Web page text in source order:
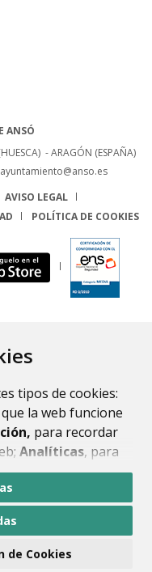
tipos de cookies:
la web funcione
para recordar
Analíticas, para
y sus servicios.
todas”
Si pulsa el botón
cookies técnicas
de Cookies
ANSÓ
- ARAGÓN (ESPAÑA)
ayuntamiento@anso.es
AVISO LEGAL
POLÍTICA DE COOKIES